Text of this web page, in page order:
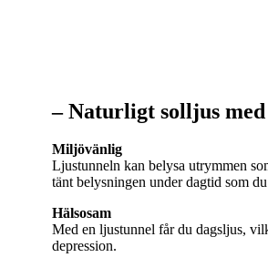
– Naturligt solljus
Miljövänlig
Ljustunneln kan belysa utrymmen
tänt belysningen under dagtid som
Hälsosam
Med en ljustunnel får du dagsljus,
depression.